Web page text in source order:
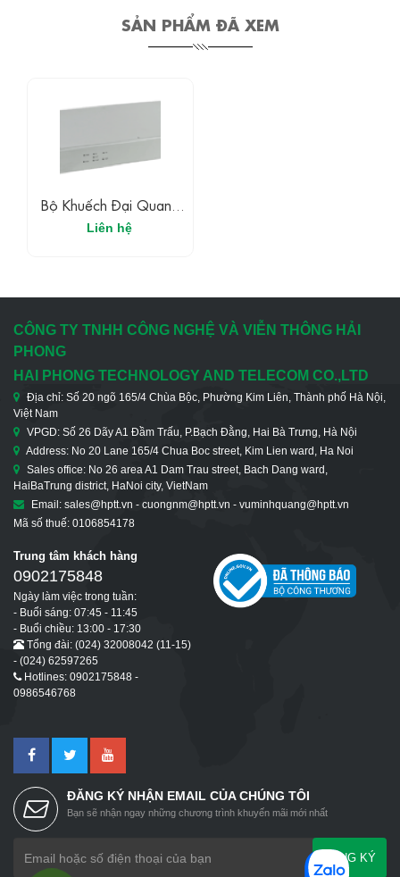
SẢN PHẨM ĐÃ XEM
Bộ Khuếch Đại Quang
Bán Dẫn
Liên hệ
CÔNG TY TNHH CÔNG NGHỆ VÀ VIỄN THÔNG HẢI
PHONG
HAI PHONG TECHNOLOGY AND TELECOM CO.,LTD
Địa chỉ: Số 20 ngõ 165/4 Chùa Bộc, Phường Kim Liên, Thành phố Hà Nội,
Việt Nam
VPGD: Số 26 Dãy A1 Đầm Trấu, P.Bạch Đằng, Hai Bà Trưng, Hà Nội
Address: No 20 Lane 165/4 Chua Boc street, Kim Lien ward, Ha Noi
Sales office: No 26 area A1 Dam Trau street, Bach Dang ward,
HaiBaTrung district, HaNoi city, VietNam
Email: sales@hptt.vn - cuongnm@hptt.vn - vuminhquang@hptt.vn
Mã số thuế: 0106854178
Trung tâm khách hàng
0902175848
Ngày làm việc trong tuần:
- Buổi sáng: 07:45 - 11:45
- Buổi chiều: 13:00 - 17:30
Tổng đài: (024) 32008042 (11-15)
- (024) 62597265
Hotlines: 0902175848 -
0986546768
ĐĂNG KÝ NHẬN EMAIL CỦA CHÚNG TÔI
Bạn sẽ nhận ngay những chương trình khuyến mãi mới nhất
ĐĂNG KÝ